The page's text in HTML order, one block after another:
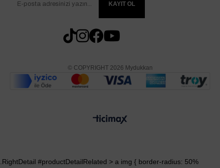
KAYIT OL
© COPYRIGHT 2026 Mydukkan
.RightDetail #productDetailRelated > a img { border-radius: 50%